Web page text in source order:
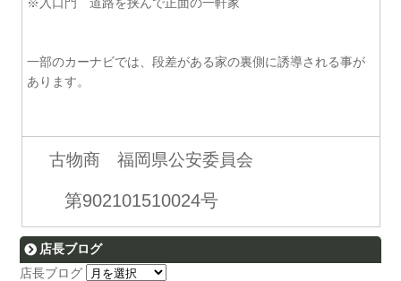
一部のカーナビでは、段差がある家の裏側に誘導される事が
あります。
古物商 福岡県公安委員会
第902101510024号
店長ブログ
店長ブログ